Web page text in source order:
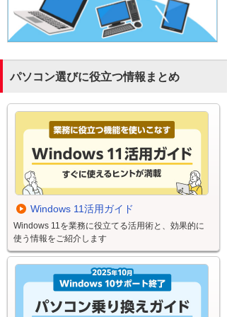
パソコン選びに役立つ情報まとめ
Windows 11活用ガイド
Windows 11を業務に役立てる活用術と、効果的に
使う情報をご紹介します